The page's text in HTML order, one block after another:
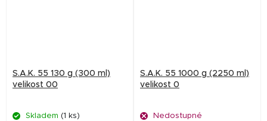
S.A.K. 55 130 g (300 ml)
velikost 00
Skladem (1 ks)
S.A.K. 55 1000 g (2250 ml)
velikost 0
Nedostupné